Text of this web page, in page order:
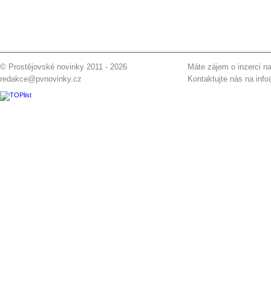
© Prostějovské novinky 2011 - 2026
redakce@pvnovinky.cz
Máte zájem o inzerci
Kontaktujte nás na